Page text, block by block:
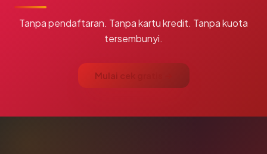
Tanpa pendaftaran. Tanpa kartu kredit. Tanpa kuota
tersembunyi.
Mulai cek gratis →